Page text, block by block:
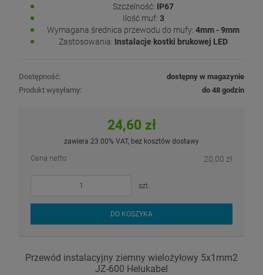
Szczelność: IP67
Ilość muf: 3
Wymagana średnica przewodu do mufy: 4mm - 9mm
Zastosowania: Instalacje kostki brukowej LED
Dostępność:
dostępny w magazynie
Produkt wysyłamy:
do 48 godzin
24,60 zł
zawiera 23.00% VAT, bez kosztów dostawy
Cena netto: 20,00 zł
szt.
DO KOSZYKA
Przewód instalacyjny ziemny wielożyłowy 5x1mm2
JZ-600 Helukabel